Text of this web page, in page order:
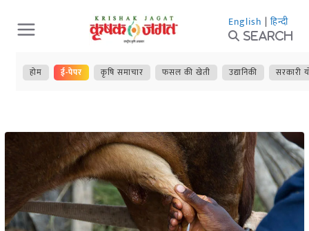
Skip
to
content
English | हिन्दी
Search
होम ई-पेपर कृषि समाचार फसल की खेती उद्यानिकी सरकारी